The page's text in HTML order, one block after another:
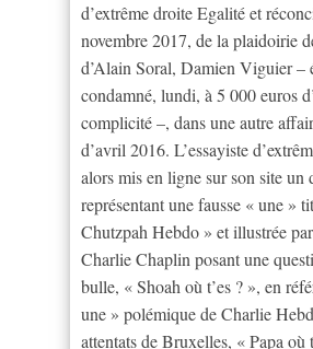
d’extrême droite Egalité et
novembre 2017, de la plaidoirie
d’Alain Soral, Damien Viguier –
condamné, lundi, à 5 000 euros
complicité –, dans une autre
d’avril 2016. L’essayiste
alors mis en ligne sur son site un
représentant une fausse « une »
Chutzpah Hebdo » et illustrée
Charlie Chaplin posant une
bulle, « Shoah où t’es ? », en
une » polémique de Charlie
attentats de Bruxelles, « Papa où